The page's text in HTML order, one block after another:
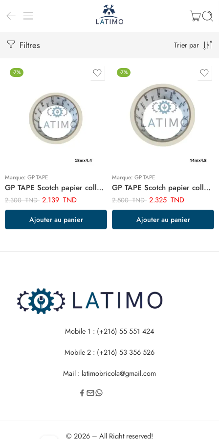
Filtres Trier par
-7%
Marque: GP TAPE
GP TAPE Scotch papier collant 18mx4.4 ART03468
2.300TND 2.139 TND
Ajouter au panier
-7%
Marque: GP TAPE
GP TAPE Scotch papier collant 14mx4.8 ART02227
2.500TND 2.325 TND
Ajouter au panier
Mobile 1 : (+216) 55 551 424
Mobile 2 : (+216) 53 356 526
Mail : latimobricola@gmail.com
© 2026 – All Right reserved!